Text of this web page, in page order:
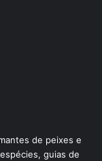
de peixes e
guias de